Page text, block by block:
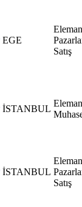
EGE
Satış
İSTANBUL
İSTANBUL
Satış